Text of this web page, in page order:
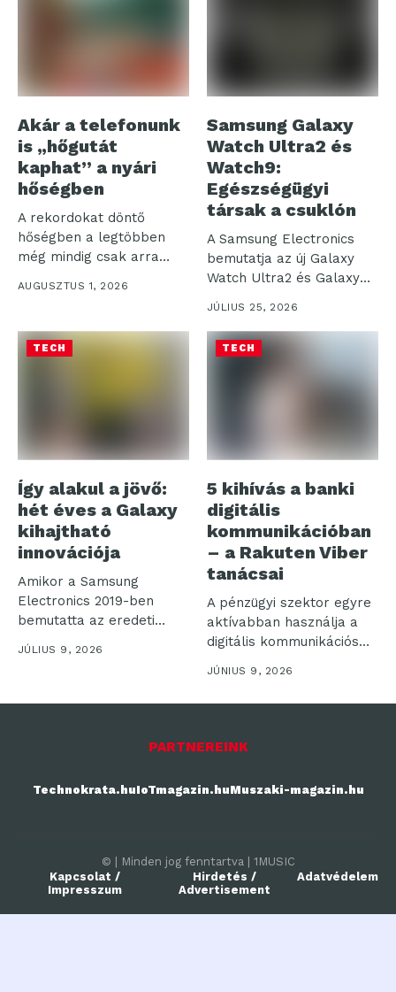
Akár a telefonunk
is „hőgutát
kaphat” a nyári
hőségben
A rekordokat döntő
hőségben a legtöbben
még mindig csak arra
AUGUSZTUS 1, 2026
Samsung Galaxy
Watch Ultra2 és
Watch9:
Egészségügyi
társak a csuklón
A Samsung Electronics
bemutatja az új Galaxy
Watch Ultra2 és Galaxy
Watch9...
JÚLIUS 25, 2026
TECH
Így alakul a jövő:
hét éves a Galaxy
kihajtható
innovációja
Amikor a Samsung
Electronics 2019-ben
bemutatta az eredeti
Galaxy Foldot, nem
csupán...
JÚLIUS 9, 2026
TECH
5 kihívás a banki
digitális
kommunikációban
– a Rakuten Viber
tanácsai
A pénzügyi szektor egyre
aktívabban használja a
digitális kommunikációs
csatornákat: a Rakuten...
JÚNIUS 9, 2026
PARTNEREINK
Technokrata.huIoTmagazin.huMuszaki-magazin.hu
© | Minden jog fenntartva | 1MUSIC
Kapcsolat /
Impresszum
Hirdetés /
Advertisement
Adatvédelem